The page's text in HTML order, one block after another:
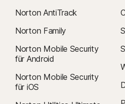
Norton AntiTrack
Norton Family
Norton Mobile Security
für Android
Norton Mobile Security
für iOS